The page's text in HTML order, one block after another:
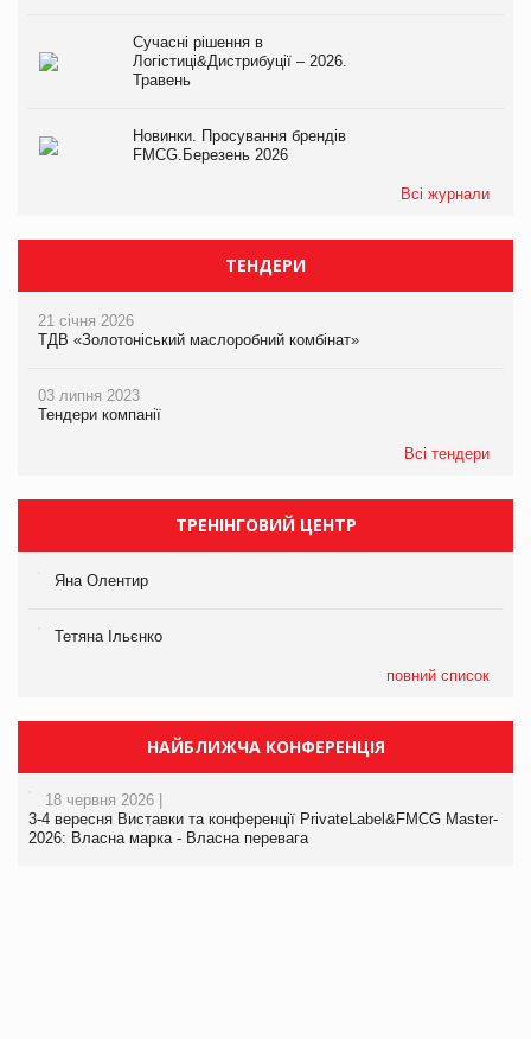
Сучасні рішення в
Логістиці&Дистрибуції – 2026.
Травень
Новинки. Просування брендів
FMCG.Березень 2026
Всі журнали
ТЕНДЕРИ
21 січня 2026
ТДВ «Золотоніський маслоробний комбінат»
03 липня 2023
Тендери компанії
Всі тендери
ТРЕНІНГОВИЙ ЦЕНТР
Яна Олентир
Тетяна Ільєнко
повний список
НАЙБЛИЖЧА КОНФЕРЕНЦІЯ
18 червня 2026 |
3-4 вересня Виставки та конференції PrivateLabel&FMCG Master-
2026: Власна марка - Власна перевага